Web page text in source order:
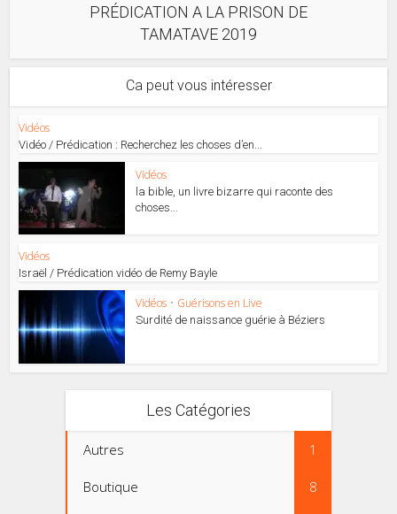
PRÉDICATION A LA PRISON DE
TAMATAVE 2019
Ca peut vous intéresser
Vidéos
Vidéo / Prédication : Recherchez les choses d’en...
Vidéos
la bible, un livre bizarre qui raconte des
choses...
Vidéos
Israël / Prédication vidéo de Remy Bayle
Vidéos • Guérisons en Live
Surdité de naissance guérie à Béziers
Les Catégories
Autres 1
Boutique 8